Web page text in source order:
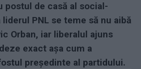
postul de casă al social-
PNL se teme să nu aibă
Orban, iar liberalul ajuns
exact așa cum a
președinte al partidului.